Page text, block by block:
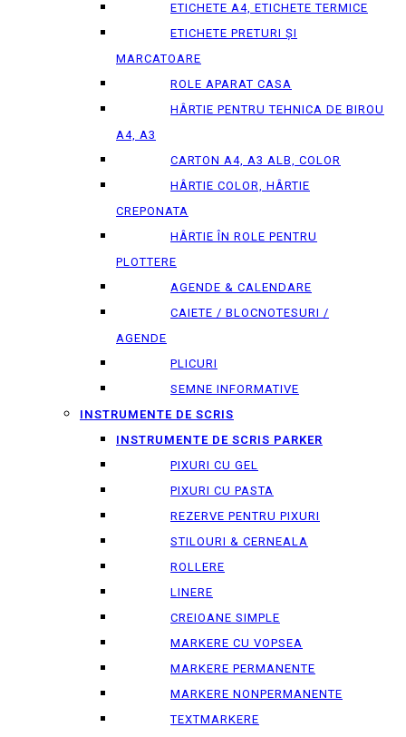
ETICHETE A4, ETICHETE TERMICE
ETICHETE PRETURI ȘI
MARCATOARE
ROLE APARAT CASA
HÂRTIE PENTRU TEHNICA DE BIROU
A4, A3
CARTON A4, A3 ALB, COLOR
HÂRTIE COLOR, HÂRTIE
CREPONATA
HÂRTIE ÎN ROLE PENTRU
PLOTTERE
AGENDE & CALENDARE
CAIETE / BLOCNOTESURI /
AGENDE
PLICURI
SEMNE INFORMATIVE
INSTRUMENTE DE SCRIS
INSTRUMENTE DE SCRIS PARKER
PIXURI CU GEL
PIXURI CU PASTA
REZERVE PENTRU PIXURI
STILOURI & СERNEALA
ROLLERE
LINERE
CREIOANE SIMPLE
MARKERE CU VOPSEA
MARKERE PERMANENTE
MARKERE NONPERMANENTE
TEXTMARKERE